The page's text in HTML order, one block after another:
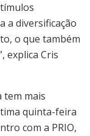
a diversificação
o que também
explica Cris
tem mais
quinta-feira
com a PRIO,